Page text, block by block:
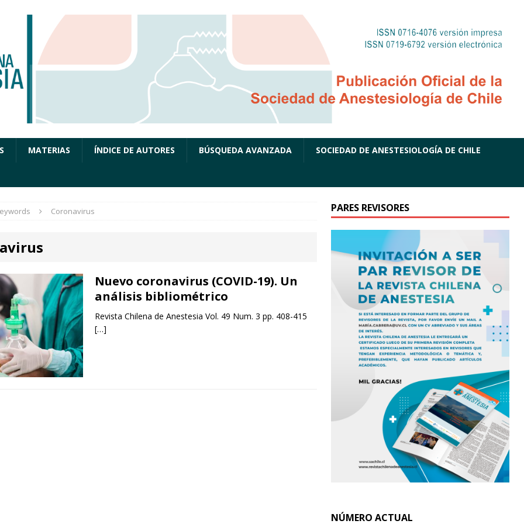
MATERIAS ÍNDICE DE AUTORES BÚSQUEDA AVANZADA SOCIEDAD DE ANESTESIOLOGÍA DE CHILE
Coronavirus
Nuevo coronavirus (COVID-19). Un
análisis bibliométrico
Revista Chilena de Anestesia Vol. 49 Num. 3 pp. 408-415
[…]
PARES REVISORES
NÚMERO ACTUAL